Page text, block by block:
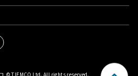
コ © TIEMCO Ltd. All rights reserved.